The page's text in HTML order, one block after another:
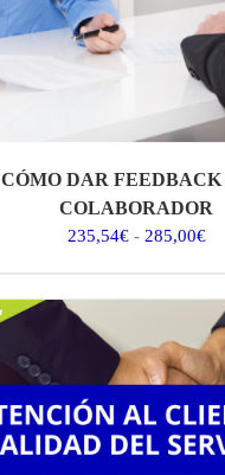
CÓMO DAR FEEDBACK
COLABORADOR
235,54€ - 285,00€